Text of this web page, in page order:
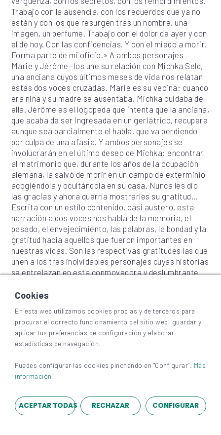
Trabajo con la ausencia, con los recuerdos que ya no
están y con los que resurgen tras un nombre, una
imagen, un perfume. Trabajo con el dolor de ayer y con
el de hoy. Con las confidencias. Y con el miedo a morir.
Forma parte de mi oficio.» A ambos personajes –
Marie y Jérôme– los une su relación con Michka Seld,
una anciana cuyos últimos meses de vida nos relatan
estas dos voces cruzadas. Marie es su vecina: cuando
era niña y su madre se ausentaba, Michka cuidaba de
ella. Jérôme es el logopeda que intenta que la anciana,
que acaba de ser ingresada en un geriátrico, recupere
aunque sea parcialmente el habla, que va perdiendo
por culpa de una afasia. Y ambos personajes se
involucrarán en el último deseo de Michka: encontrar
al matrimonio que, durante los años de la ocupación
alemana, la salvó de morir en un campo de exterminio
acogiéndola y ocultándola en su casa. Nunca les dio
las gracias y ahora querría mostrarles su gratitud...
Escrita con un estilo contenido, casi austero, esta
narración a dos voces nos habla de la memoria, el
pasado, el envejecimiento, las palabras, la bondad y la
gratitud hacia aquellos que fueron importantes en
nuestras vidas. Son las respectivas gratitudes las que
unen a los tres inolvidables personajes cuyas historias
se entrelazan en esta conmovedora y deslumbrante
MAÑANA SERÁ OTRA VIDA
Autora: Ana Bover Viñals
Sinopsis de MAÑANA SERÁ OTRA VIDA
exmaridos que no salen del todo y un psicólogo
empeñado en curarle su adicción al ideal romántico?
cincuenta sigue creyendo en que lo mejor está por
vivir. «Nunca me hubiera imaginado que al llegar a los
Cookies
En esta web utilizamos cookies propias y de terceros para
procurar el correcto funcionamiento del sitio web, guardar y
aplicar tus preferencias de configuración y elaborar
estadísticas de navegación.
Puedes configurar las cookies pinchando en "Configurar". Más
información
ACEPTAR TODAS RECHAZAR CONFIGURAR